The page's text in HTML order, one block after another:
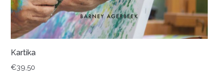
Kartika
€39,50